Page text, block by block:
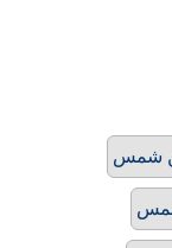
شمس